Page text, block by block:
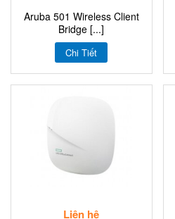
Aruba 501 Wireless Client
Bridge [...]
Chi Tiết
Liên hệ